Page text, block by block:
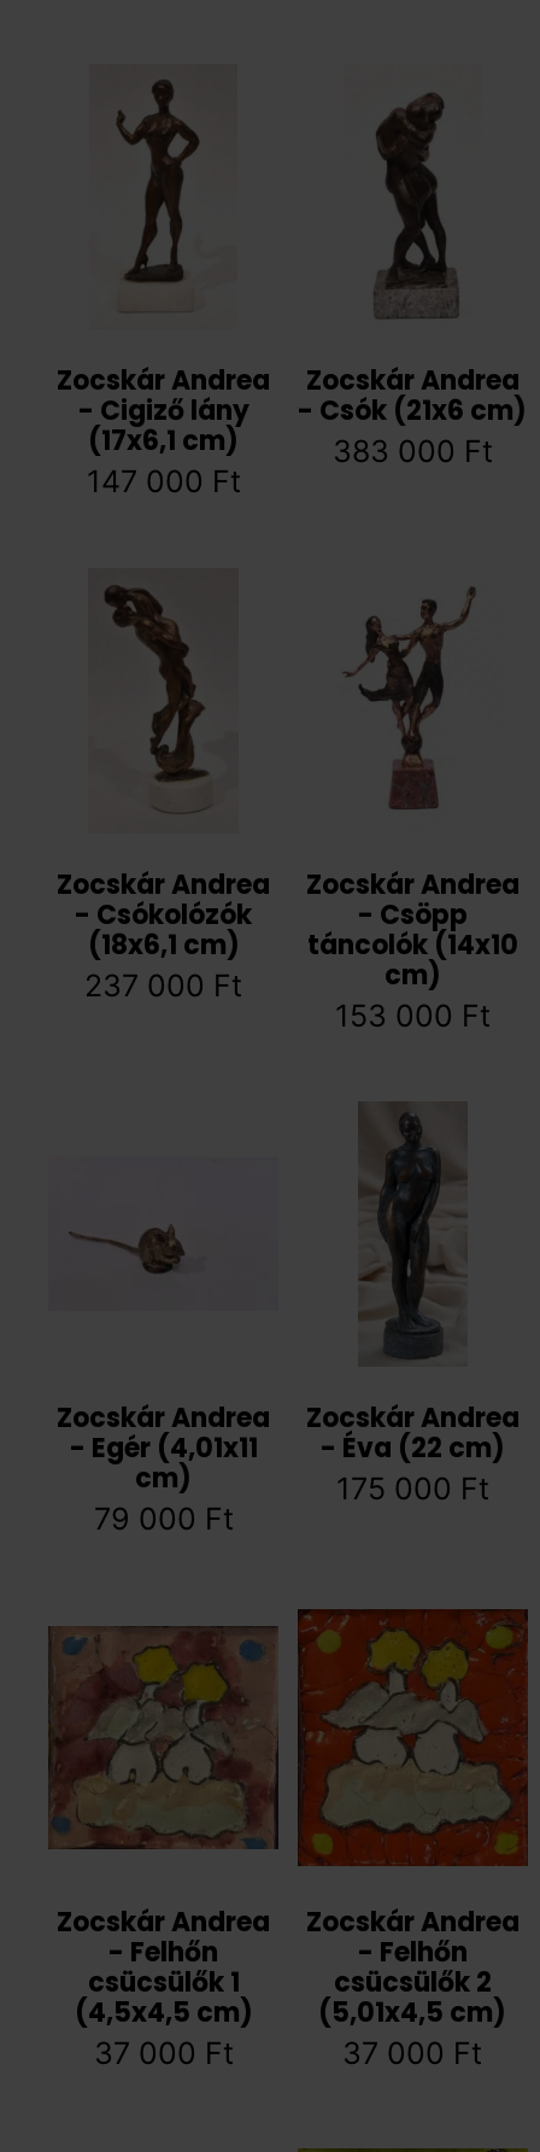
Zocskár Andrea
- Cigiző lány
(17x6,1 cm)
147 000 Ft
Zocskár Andrea
- Csók (21x6 cm)
383 000 Ft
Zocskár Andrea
- Csókolózók
(18x6,1 cm)
237 000 Ft
Zocskár Andrea
- Csöpp
táncolók (14x10
cm)
153 000 Ft
Zocskár Andrea
- Egér (4,01x11
cm)
79 000 Ft
Zocskár Andrea
- Éva (22 cm)
175 000 Ft
Zocskár Andrea
- Felhőn
csücsülők 1
(4,5x4,5 cm)
37 000 Ft
Zocskár Andrea
- Felhőn
csücsülők 2
(5,01x4,5 cm)
37 000 Ft